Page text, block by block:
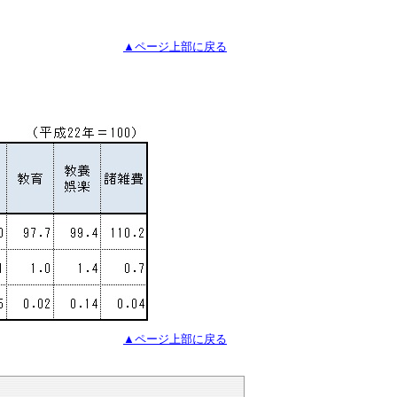
▲ページ上部に戻る
▲ページ上部に戻る